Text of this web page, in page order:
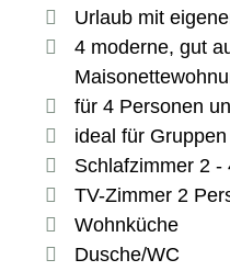
Urlaub mit
4 moderne, gut
für 4 Personen
ideal für Gruppen
Schlafzimmer 2 -
TV-Zimmer 2
Wohnküche
Dusche/WC